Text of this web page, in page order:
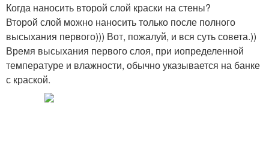
Когда наносить второй слой краски на стены?
Второй слой можно наносить только после полного
высыхания первого))) Вот, пожалуй, и вся суть совета.))
Время высыхания первого слоя, при иопределенной
температуре и влажности, обычно указывается на банке
с краской.